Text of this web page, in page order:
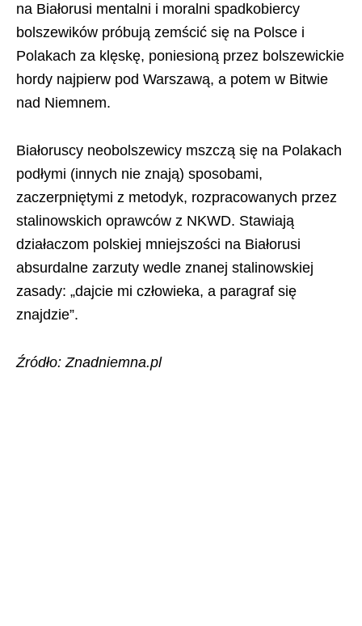
na Białorusi mentalni i moralni spadkobiercy
bolszewików próbują zemścić się na Polsce i
Polakach za klęskę, poniesioną przez bolszewickie
hordy najpierw pod Warszawą, a potem w Bitwie
nad Niemnem.
Białoruscy neobolszewicy mszczą się na Polakach
podłymi (innych nie znają) sposobami,
zaczerpniętymi z metodyk, rozpracowanych przez
stalinowskich oprawców z NKWD. Stawiają
działaczom polskiej mniejszości na Białorusi
absurdalne zarzuty wedle znanej stalinowskiej
zasady: „dajcie mi człowieka, a paragraf się
znajdzie”.
Źródło: Znadniemna.pl